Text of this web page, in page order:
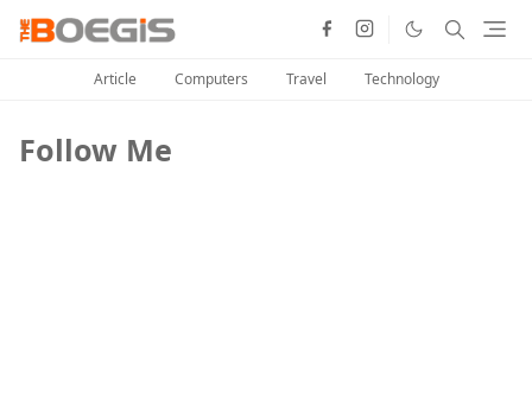
Article Computers Travel Technology
Follow Me